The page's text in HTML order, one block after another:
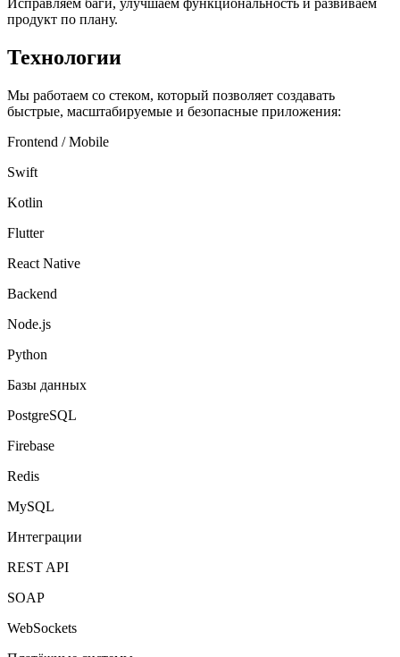
продукт по плану.
Технологии
Мы работаем со стеком, который позволяет создавать
быстрые, масштабируемые и безопасные приложения:
Frontend / Mobile
Swift
Kotlin
Flutter
React Native
Backend
Node.js
Python
Базы данных
PostgreSQL
Firebase
Redis
MySQL
Интеграции
REST API
SOAP
WebSockets